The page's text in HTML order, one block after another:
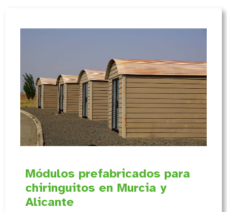
Módulos prefabricados para
chiringuitos en Murcia y
Alicante